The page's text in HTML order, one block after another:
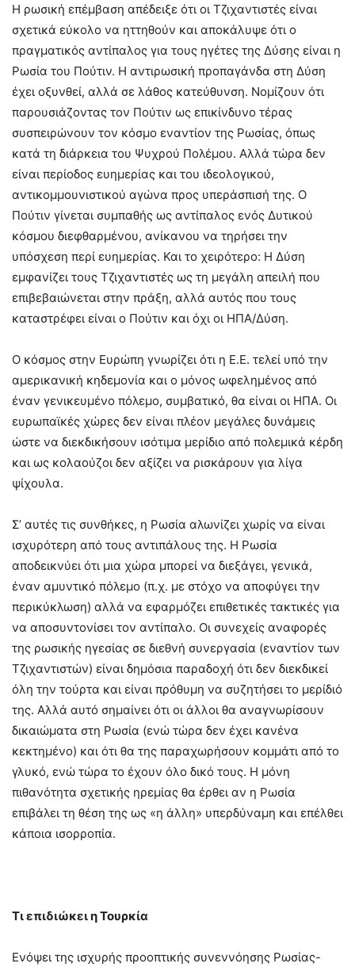
Η ρωσική επέμβαση απέδειξε ότι οι Τζιχαντιστές είναι
σχετικά εύκολο να ηττηθούν και αποκάλυψε ότι ο
πραγματικός αντίπαλος για τους ηγέτες της Δύσης είναι η
Ρωσία του Πούτιν. Η αντιρωσική προπαγάνδα στη Δύση
έχει οξυνθεί, αλλά σε λάθος κατεύθυνση. Νομίζουν ότι
παρουσιάζοντας τον Πούτιν ως επικίνδυνο τέρας
συσπειρώνουν τον κόσμο εναντίον της Ρωσίας, όπως
κατά τη διάρκεια του Ψυχρού Πολέμου. Αλλά τώρα δεν
είναι περίοδος ευημερίας και του ιδεολογικού,
αντικομμουνιστικού αγώνα προς υπεράσπισή της. Ο
Πούτιν γίνεται συμπαθής ως αντίπαλος ενός Δυτικού
κόσμου διεφθαρμένου, ανίκανου να τηρήσει την
υπόσχεση περί ευημερίας. Και το χειρότερο: Η Δύση
εμφανίζει τους Τζιχαντιστές ως τη μεγάλη απειλή που
επιβεβαιώνεται στην πράξη, αλλά αυτός που τους
καταστρέφει είναι ο Πούτιν και όχι οι ΗΠΑ/Δύση.
Ο κόσμος στην Ευρώπη γνωρίζει ότι η Ε.Ε. τελεί υπό την
αμερικανική κηδεμονία και ο μόνος ωφελημένος από
έναν γενικευμένο πόλεμο, συμβατικό, θα είναι οι ΗΠΑ. Οι
ευρωπαϊκές χώρες δεν είναι πλέον μεγάλες δυνάμεις
ώστε να διεκδικήσουν ισότιμα μερίδιο από πολεμικά κέρδη
και ως κολαούζοι δεν αξίζει να ρισκάρουν για λίγα
ψίχουλα.
Σ’ αυτές τις συνθήκες, η Ρωσία αλωνίζει χωρίς να είναι
ισχυρότερη από τους αντιπάλους της. Η Ρωσία
αποδεικνύει ότι μια χώρα μπορεί να διεξάγει, γενικά,
έναν αμυντικό πόλεμο (π.χ. με στόχο να αποφύγει την
περικύκλωση) αλλά να εφαρμόζει επιθετικές τακτικές για
να αποσυντονίσει τον αντίπαλο. Οι συνεχείς αναφορές
της ρωσικής ηγεσίας σε διεθνή συνεργασία (εναντίον των
Τζιχαντιστών) είναι δημόσια παραδοχή ότι δεν διεκδικεί
όλη την τούρτα και είναι πρόθυμη να συζητήσει το μερίδιό
της. Αλλά αυτό σημαίνει ότι οι άλλοι θα αναγνωρίσουν
δικαιώματα στη Ρωσία (ενώ τώρα δεν έχει κανένα
κεκτημένο) και ότι θα της παραχωρήσουν κομμάτι από το
γλυκό, ενώ τώρα το έχουν όλο δικό τους. Η μόνη
πιθανότητα σχετικής ηρεμίας θα έρθει αν η Ρωσία
επιβάλει τη θέση της ως «η άλλη» υπερδύναμη και επέλθει
κάποια ισορροπία.
Τι επιδιώκει η Τουρκία
Ενόψει της ισχυρής προοπτικής συνεννόησης Ρωσίας-